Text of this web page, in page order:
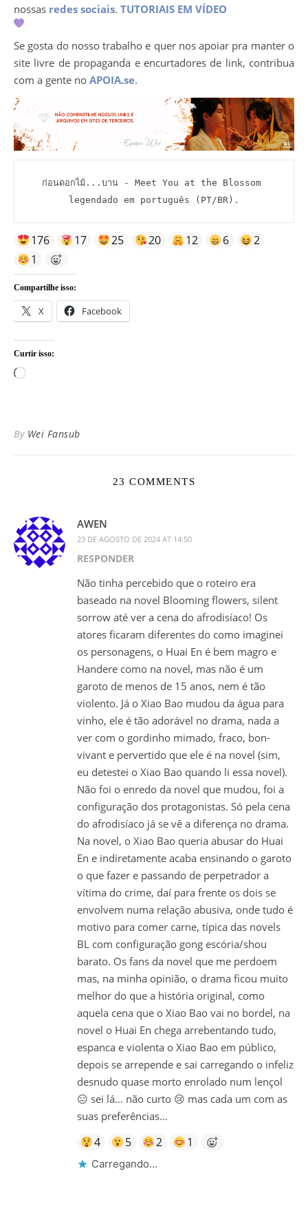
nossas redes sociais. TUTORIAIS EM VÍDEO
Se gosta do nosso trabalho e quer nos apoiar pra manter o
site livre de propaganda e encurtadores de link, contribua
com a gente no APOIA.se.
ก่อนดอกไม้...บาน - Meet You at the Blossom
legendado em português (PT/BR).
176 17 25 20 12 6
2
1
Compartilhe isso:
X Facebook
Curtir isso:
Carregando...
By Wei Fansub
23 COMMENTS
AWEN
23 DE AGOSTO DE 2024 AT 14:50
RESPONDER
Não tinha percebido que o roteiro era
baseado na novel Blooming flowers, silent
sorrow até ver a cena do afrodisíaco! Os
atores ficaram diferentes do como imaginei
os personagens, o Huai En é bem magro e
Handere como na novel, mas não é um
garoto de menos de 15 anos, nem é tão
violento. Já o Xiao Bao mudou da água para
vinho, ele é tão adorável no drama, nada a
ver com o gordinho mimado, fraco, bon-
vivant e pervertido que ele é na novel (sim,
eu detestei o Xiao Bao quando li essa novel).
Não foi o enredo da novel que mudou, foi a
configuração dos protagonistas. Só pela cena
do afrodisíaco já se vê a diferença no drama.
Na novel, o Xiao Bao queria abusar do Huai
En e indiretamente acaba ensinando o garoto
o que fazer e passando de perpetrador a
vítima do crime, daí para frente os dois se
envolvem numa relação abusiva, onde tudo é
motivo para comer carne, típica das novels
BL com configuração gong escória/shou
barato. Os fans da novel que me perdoem
mas, na minha opinião, o drama ficou muito
melhor do que a história original, como
aquela cena que o Xiao Bao vai no bordel, na
novel o Huai En chega arrebentando tudo,
espanca e violenta o Xiao Bao em público,
depois se arrepende e sai carregando o infeliz
desnudo quase morto enrolado num lençol
😑 sei lá… não curto 😢 mas cada um com as
suas preferências…
4 5 2 1
Carregando...